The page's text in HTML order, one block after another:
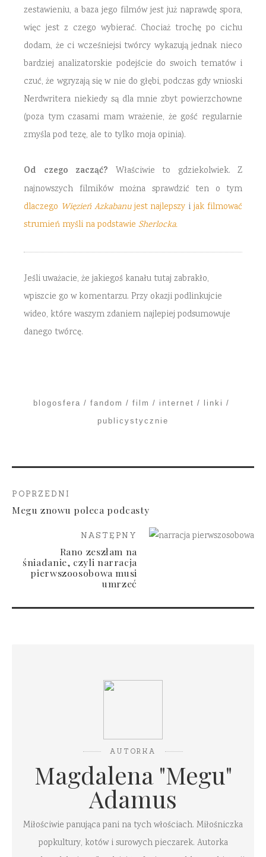
zestawieniu, a baza jego filmów jest już naprawdę spora,
więc jest z czego wybierać. Chociaż trochę po cichu
dodam, że ci wcześniejsi twórcy wykazują jednak nieco
bardziej analizatorskie podejście do swoich tematów i
czuć, że wgryzają się w nie do głębi, podczas gdy wnioski
Nerdwritera niekiedy są dla mnie zbyt powierzchowne
(poza tym czasami mam wrażenie, że gość regularnie
zmyśla pod tezę, ale to tylko moja opinia).
Od czego zacząć? Właściwie to gdziekolwiek. Z
najnowszych filmików można sprawdzić ten o tym
dlaczego Więzień Azkabanujest najlepszy ijak filmować
strumień myśli na podstawie Sherlocka.
Jeśli uważacie, że jakiegoś kanału tutaj zabrakło,
wpiszcie go w komentarzu. Przy okazji podlinkujcie
wideo, które waszym zdaniem najlepiej podsumowuje
danego twórcę.
blogosfera fandom film internet
linki
publicystycznie
POPRZEDNI
Megu znowu poleca podcasty
NASTĘPNY
Rano zeszłam na
śniadanie, czyli narracja
pierwszoosobowa musi
umrzeć
AUTORKA
Magdalena "Megu"
Adamus
Miłościwie panująca pani na tych włościach. Miłośniczka
popkultury, kotów i surowych pieczarek. Autorka